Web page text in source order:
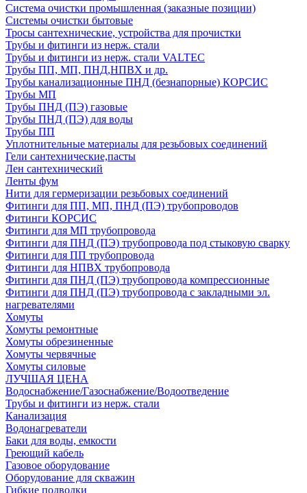
Система очистки промышленная (заказные позиции)
Системы очистки бытовые
Тросы сантехнические, устройства для прочистки
Трубы и фитинги из нерж. стали
Трубы и фитинги из нерж. стали VALTEC
Трубы ПП, МП, ПНД,НПВХ и др.
Трубы канализационные ПНД (безнапорные) КОРСИС
Трубы МП
Трубы ПНД (ПЭ) газовые
Трубы ПНД (ПЭ) для воды
Трубы ПП
Уплотнительные материалы для резьбовых соединений
Гели сантехнические,пасты
Лен сантехнический
Ленты фум
Нити для гермеризации резьбовых соединений
Фитинги для ПП, МП, ПНД (ПЭ) трубопроводов
Фитинги КОРСИС
Фитинги для МП трубопровода
Фитинги для ПНД (ПЭ) трубопровода под стыковую сварку
Фитинги для ПП трубопровода
Фитинги для НПВХ трубопровода
Фитинги для ПНД (ПЭ) трубопровода компрессионные
Фитинги для ПНД (ПЭ) трубопровода с закладными эл.
нагревателями
Хомуты
Хомуты ремонтные
Хомуты обрезиненные
Хомуты червячные
Хомуты силовые
ЛУЧШАЯ ЦЕНА
Водоснабжение/Газоснабжение/Водоотведение
Трубы и фитинги из нерж. стали
Канализация
Водонагреватели
Баки для воды, емкости
Греющий кабель
Газовое оборудование
Оборудование для скважин
Гибкие подводки